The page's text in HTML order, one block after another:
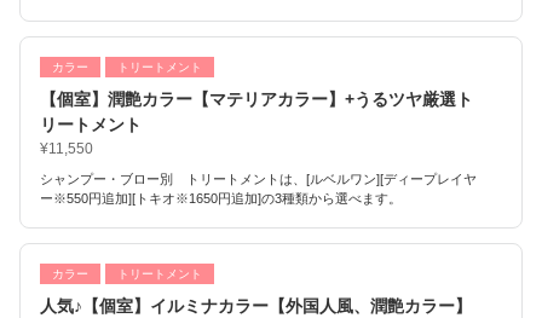
カラー トリートメント
【個室】潤艶カラー【マテリアカラー】+うるツヤ厳選ト
リートメント
¥11,550
シャンプー・ブロー別 トリートメントは、[ルベルワン][ディープレイヤ
ー※550円追加][トキオ※1650円追加]の3種類から選べます。
カラー トリートメント
人気♪【個室】イルミナカラー【外国人風、潤艶カラー】